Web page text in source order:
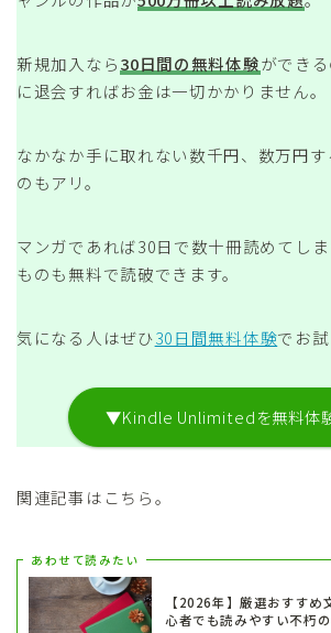
新規加入なら30日間の無料体験ができ
に退会すればお金は一切かかりません。
なかなか手に取れない数千円、数万円
のもアリ。
マンガであれば30日で数十冊読めてし
ものも無料で読破できます。
気になる人はぜひ30日間無料体験でお試
▼Kindle Unlimitedを無料体
関連記事はこちら。
あわせて読みたい
【2026年】厳選おすすめ
心者でも読みやすい不朽